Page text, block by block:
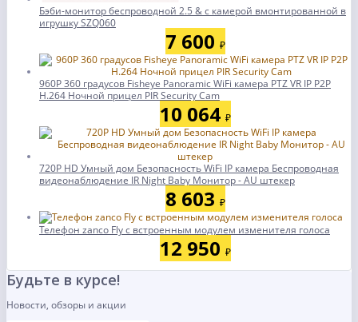
Бэби-монитор беспроводной 2.5 & с камерой вмонтированной в
игрушку SZQ060
7 600 ₽
960P 360 градусов Fisheye Panoramic WiFi камера PTZ VR IP P2P
H.264 Ночной прицел PIR Security Cam
10 064 ₽
720P HD Умный дом Безопасность WiFi IP камера Беспроводная
видеонаблюдение IR Night Baby Монитор - AU штекер
8 603 ₽
Телефон zanco Fly с встроенным модулем изменителя голоса
12 950 ₽
Будьте в курсе!
Новости, обзоры и акции